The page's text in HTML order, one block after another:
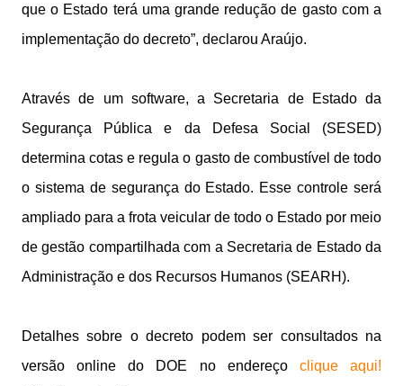
que o Estado terá uma grande redução de gasto com a
implementação do decreto”, declarou Araújo.
Através de um software, a Secretaria de Estado da
Segurança Pública e da Defesa Social (SESED)
determina cotas e regula o gasto de combustível de todo
o sistema de segurança do Estado. Esse controle será
ampliado para a frota veicular de todo o Estado por meio
de gestão compartilhada com a Secretaria de Estado da
Administração e dos Recursos Humanos (SEARH).
Detalhes sobre o decreto podem ser consultados na
versão online do DOE no endereço clique aqui!